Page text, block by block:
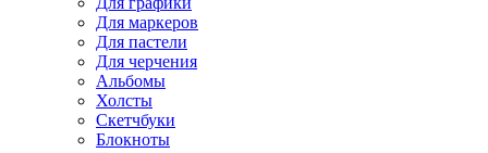
Для маркеров
Для пастели
Для черчения
Альбомы
Холсты
Скетчбуки
Блокноты